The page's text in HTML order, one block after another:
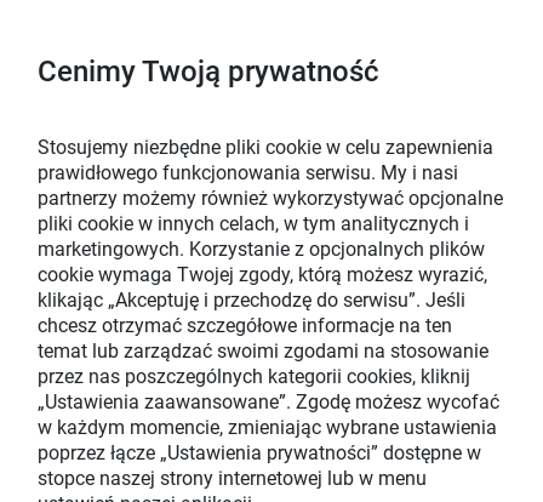
#dydaktyka
#zdrowie
Pokaż wszystkie artykuły
ZALOGUJ SIĘ DO SYSTEMU
Cenimy Twoją prywatność
Stosujemy niezbędne pliki cookie w celu zapewnienia
prawidłowego funkcjonowania serwisu. My i nasi
partnerzy możemy również wykorzystywać opcjonalne
pliki cookie w innych celach, w tym analitycznych i
marketingowych. Korzystanie z opcjonalnych plików
cookie wymaga Twojej zgody, którą możesz wyrazić,
klikając „Akceptuję i przechodzę do serwisu”. Jeśli
chcesz otrzymać szczegółowe informacje na ten
temat lub zarządzać swoimi zgodami na stosowanie
przez nas poszczególnych kategorii cookies, kliknij
„Ustawienia zaawansowane”. Zgodę możesz wycofać
w każdym momencie, zmieniając wybrane ustawienia
poprzez łącze „Ustawienia prywatności” dostępne w
stopce naszej strony internetowej lub w menu